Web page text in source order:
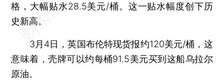
格，大幅贴水28.5美元/桶。这一贴水幅度创下历
史新高。
3月4日，英国布伦特现货报约120美元/桶，这
意味着，壳牌可以约每桶91.5美元买到这船乌拉尔
原油。